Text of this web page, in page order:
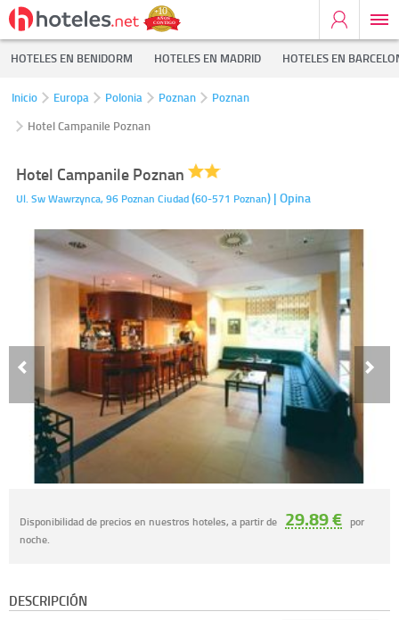
HOTELES EN BENIDORM HOTELES EN MADRID HOTELES EN
Inicio Europa Polonia Poznan
Poznan
Hotel Campanile Poznan
Hotel Campanile Poznan
Ul. Sw Wawrzynca, 96 Poznan Ciudad(60-571 Poznan) | Opina
Disponibilidad de precios en nuestros hoteles, a partir de 29.89 € por
noche.
DESCRIPCIÓN